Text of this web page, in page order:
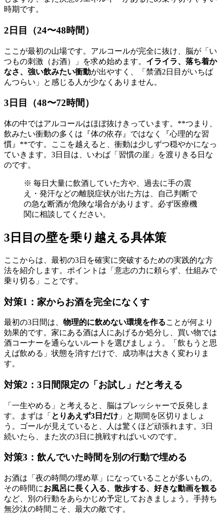
時期です。
2日目（24〜48時間）
ここが最初の山場です。アルコールが完全に抜け、脳が「い
つもの刺激（お酒）」を求め始めます。 イライラ、落ち着か
なさ、強い飲みたい衝動が出やすく、「禁酒2日目がいちば
んつらい」と感じる人が少なくありません。
3日目（48〜72時間）
体の中ではアルコールはほぼ抜けきっています。**つまり、
飲みたい衝動の多くは『体の依存』ではなく『心理的な習
慣』**です。ここを越えると、衝動は少しずつ穏やかになっ
ていきます。3日目は、いわば「習慣の崖」を渡りきる日な
のです。
※ 毎日大量に飲酒していた方や、過去に手の震
え・発汗などの離脱症状が出た方は、自己判断で
の急な断酒が危険な場合があります。必ず医療機
関に相談してください。
3日目の壁を乗り越える具体策
ここからは、最初の3日を確実に突破するための実践的な方
法を紹介します。ポイントは「意志の力に頼らず、仕組みで
乗り切る」ことです。
対策1：家からお酒を完全になくす
最初の3日間は、 物理的に飲めない環境を作ることが何より
効果的です。家にある酒は人にあげるか処分し、買い物では
酒コーナーを通らないルートを選びましょう。「飲もうと思
えば飲める」状態を消すだけで、成功率は大きく変わりま
す。
対策2：3日間限定の「お試し」だと考える
「一生やめる」と考えると、脳はプレッシャーで反発しま
す。まずは「 とりあえず3日だけ 」と期間を区切りましょ
う。ゴールが見えていると、人は驚くほど頑張れます。3日
続いたら、また次の3日に挑戦すればいいのです。
対策3：飲んでいた時間を別の行動で埋める
お酒は「夜の時間の埋め草」になっていることが多いもの。
その時間にお風呂に長く入る、散歩する、好きな動画を観る
など、別の行動をあらかじめ予定しておきましょう。手持ち
無沙汰の時間こそ、最大の敵です。